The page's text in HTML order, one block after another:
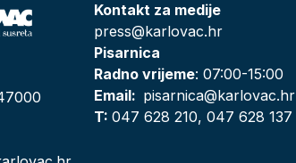
Kontakt za medije
press@karlovac.hr
Pisarnica
Radno vrijeme: 07:00-15:00
Email: pisarnica@karlovac.hr
T:047 628 210, 047 628 137